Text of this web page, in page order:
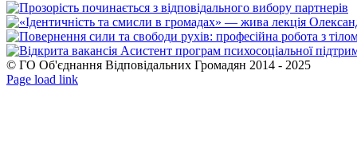
© ГО Об'єднання Відповідальних Громадян 2014 - 2025
Facebook
YouTube
Page load link